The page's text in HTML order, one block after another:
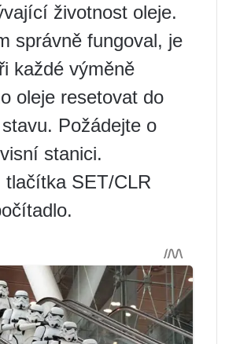
životnost oleje.
správně fungoval, je
každé výměně
oleje resetovat do
Požádejte o
stanici.
tlačítka SET/CLR